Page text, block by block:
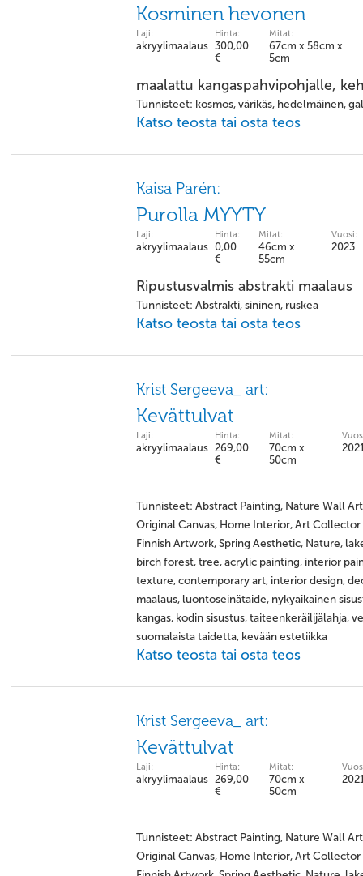
Kosminen hevonen
Laji:
akryylimaalaus
Hinta:
300,00
€
Mitat:
67cm x 58cm x
5cm
maalattu kangaspahvipohjalle,
Tunnisteet: kosmos, värikäs, hedelmäinen,
Katso teosta tai osta teos
Kaisa Parén:
Purolla MYYTY
Laji:
akryylimaalaus
Hinta:
0,00
€
Mitat:
46cm x
55cm
Vuosi:
2023
Ripustusvalmis abstrakti maalaus
Tunnisteet: Abstrakti, sininen, ruskea
Katso teosta tai osta teos
Krist Sergeeva_ art:
Kevättulvat
Laji:
akryylimaalaus
Hinta:
269,00
€
Mitat:
70cm x
50cm
Tunnisteet: Abstract Painting, Nature Wall
Original Canvas, Home Interior, Art
Finnish Artwork, Spring Aesthetic, Nature,
birch forest, tree, acrylic painting, interior
texture, contemporary art, interior design,
maalaus, luontoseinätaide, nykyaikainen
kangas, kodin sisustus, taiteenkeräilijälahja,
suomalaista taidetta, kevään estetiikka
Katso teosta tai osta teos
Krist Sergeeva_ art:
Kevättulvat
Laji:
akryylimaalaus
Hinta:
269,00
€
Mitat:
70cm x
50cm
Tunnisteet: Abstract Painting, Nature Wall
Original Canvas, Home Interior, Art